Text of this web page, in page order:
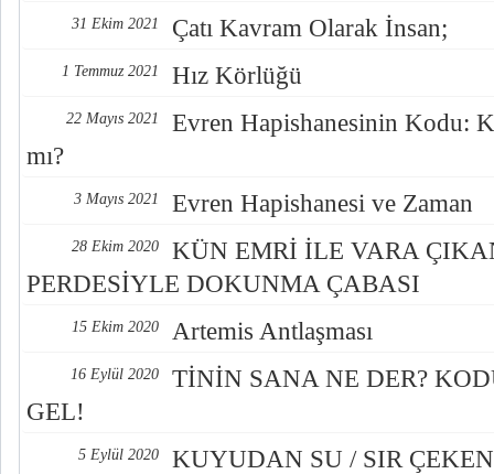
31 Ekim 2021 Çatı Kavram Olarak İnsan;
1 Temmuz 2021 Hız Körlüğü
22 Mayıs 2021
Evren Hapishanesinin Kodu:
mı?
3 Mayıs 2021 Evren Hapishanesi ve Zaman
28 Ekim 2020
KÜN EMRİ İLE VARA
PERDESİYLE DOKUNMA ÇABASI
15 Ekim 2020 Artemis Antlaşması
16 Eylül 2020
TİNİN SANA NE DER?
GEL!
5 Eylül 2020 KUYUDAN SU / SIR